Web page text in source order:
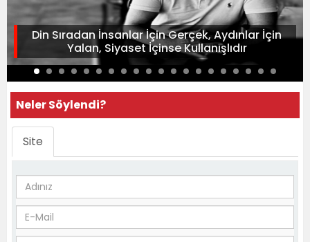
Din Sıradan İnsanlar İçin Gerçek, Aydınlar İçin
Yalan, Siyaset İçinse Kullanışlıdır
Neler Söylendi?
Site